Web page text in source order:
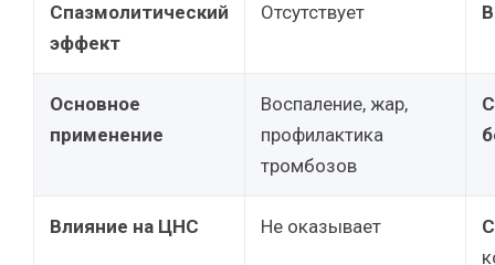
Спазмолитический
эффект
Отсутствует
Основное
применение
Воспаление, жар,
профилактика
тромбозов
Влияние на ЦНС Не оказывает